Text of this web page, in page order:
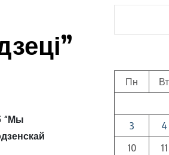
“Мы
Пн Вт
3
4
10
11